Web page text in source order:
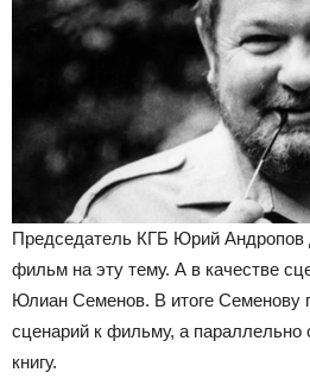
Председатель КГБ Юрий Андропов
фильм на эту тему. А в качестве
Юлиан Семенов. В итоге Семенову
сценарий к фильму, а
книгу.